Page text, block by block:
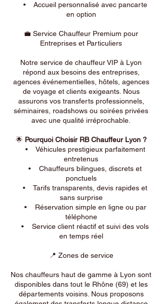
• Accueil personnalisé avec pancarte
en option
💼 Service Chauffeur Premium pour
Entreprises et Particuliers
Notre service de chauffeur VIP à Lyon
répond aux besoins des entreprises,
agences événementielles, hôtels, agences
de voyage et clients exigeants. Nous
assurons vos transferts professionnels,
séminaires, roadshows ou soirées privées
avec une qualité irréprochable.
🌟 Pourquoi Choisir RB Chauffeur Lyon ?
• Véhicules prestigieux parfaitement
entretenus
• Chauffeurs bilingues, discrets et
ponctuels
• Tarifs transparents, devis rapides et
sans surprise
• Réservation simple en ligne ou par
téléphone
• Service client réactif et suivi des vols
en temps réel
📍 Zones de service
Nos chauffeurs haut de gamme à Lyon sont
disponibles dans tout le Rhône (69) et les
départements voisins. Nous proposons